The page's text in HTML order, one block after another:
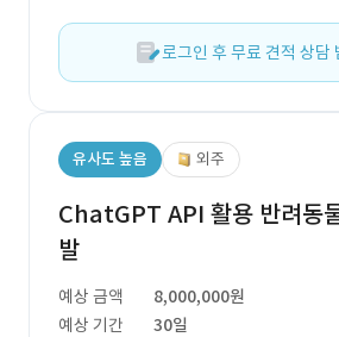
로그인 후 무료 견적 상담
유사도 높음 외주
ChatGPT API 활용 반려동
발
예상 금액
8,000,000원
예상 기간
30일